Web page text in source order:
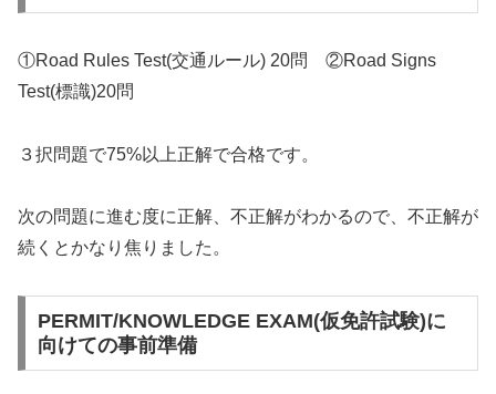
①Road Rules Test(交通ルール) 20問 ②Road Signs
Test(標識)20問
３択問題で75%以上正解で合格です。
次の問題に進む度に正解、不正解がわかるので、不正解が
続くとかなり焦りました。
PERMIT/KNOWLEDGE EXAM(仮免許試験)に
向けての事前準備